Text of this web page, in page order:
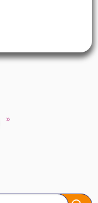
Ultima
»